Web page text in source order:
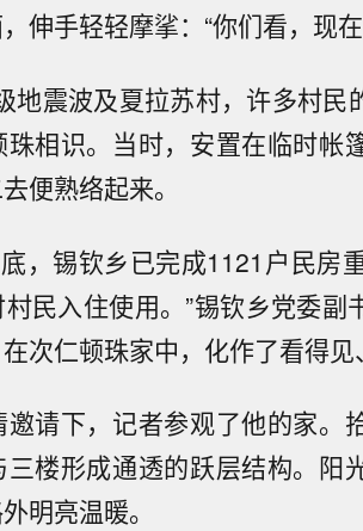
伸手轻轻摩挲：“你们看，现
地震波及夏拉苏村，许多村民
相识。当时，安置在临时帐
便熟络起来。
，锡钦乡已完成1121户民房
民入住使用。”锡钦乡党委
次仁顿珠家中，化作了看得见
请下，记者参观了他的家。
楼形成通透的跃层结构。阳
明亮温暖。